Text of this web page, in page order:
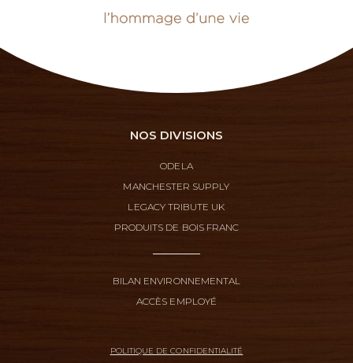
NOS DIVISIONS
ODELA
MANCHESTER SUPPLY
LEGACY TRIBUTE UK
PRODUITS DE BOIS FRANC
BILAN ENVIRONNEMENTAL
ACCÈS EMPLOYÉ
POLITIQUE DE CONFIDENTIALITÉ